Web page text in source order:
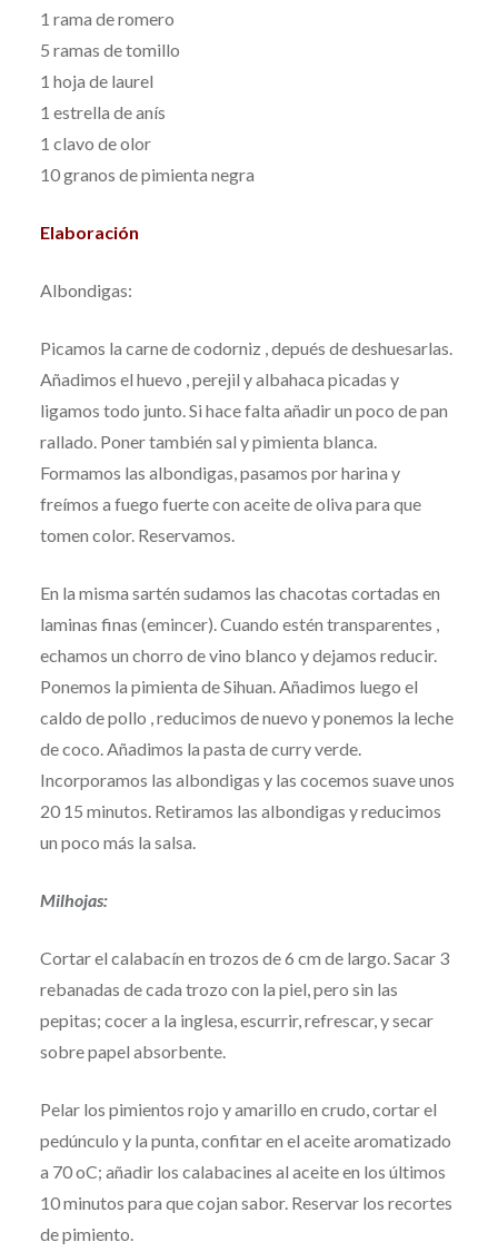
1 rama de romero
5 ramas de tomillo
1 hoja de laurel
1 estrella de anís
1 clavo de olor
10 granos de pimienta negra
Elaboración
Albondigas:
Picamos la carne de codorniz , depués de deshuesarlas.
Añadimos el huevo , perejil y albahaca picadas y
ligamos todo junto. Si hace falta añadir un poco de pan
rallado. Poner también sal y pimienta blanca.
Formamos las albondigas, pasamos por harina y
freímos a fuego fuerte con aceite de oliva para que
tomen color. Reservamos.
En la misma sartén sudamos las chacotas cortadas en
laminas finas (emincer). Cuando estén transparentes ,
echamos un chorro de vino blanco y dejamos reducir.
Ponemos la pimienta de Sihuan. Añadimos luego el
caldo de pollo , reducimos de nuevo y ponemos la leche
de coco. Añadimos la pasta de curry verde.
Incorporamos las albondigas y las cocemos suave unos
20 15 minutos. Retiramos las albondigas y reducimos
un poco más la salsa.
Milhojas:
Cortar el calabacín en trozos de 6 cm de largo. Sacar 3
rebanadas de cada trozo con la piel, pero sin las
pepitas; cocer a la inglesa, escurrir, refrescar, y secar
sobre papel absorbente.
Pelar los pimientos rojo y amarillo en crudo, cortar el
pedúnculo y la punta, confitar en el aceite aromatizado
a 70 oC; añadir los calabacines al aceite en los últimos
10 minutos para que cojan sabor. Reservar los recortes
de pimiento.